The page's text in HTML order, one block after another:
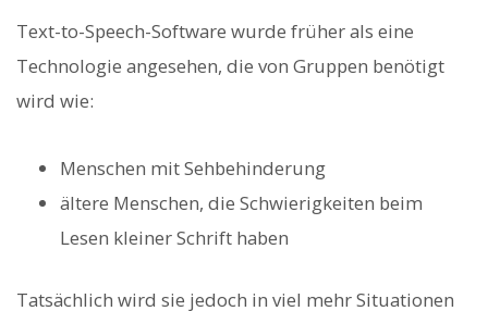
Text-to-Speech-Software wurde früher als eine
Technologie angesehen, die von Gruppen benötigt
wird wie:
Menschen mit Sehbehinderung
ältere Menschen, die Schwierigkeiten beim
Lesen kleiner Schrift haben
Tatsächlich wird sie jedoch in viel mehr Situationen